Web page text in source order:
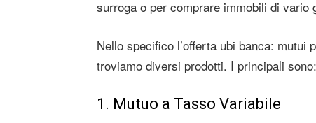
surroga o per comprare immobili di vario
Nello specifico l’offerta ubi banca:
troviamo diversi prodotti. I principali sono:
1. Mutuo a Tasso Variabile